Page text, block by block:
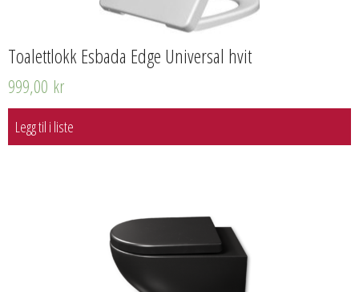
Toalettlokk Esbada Edge Universal hvit
999,00 kr
Legg til i liste